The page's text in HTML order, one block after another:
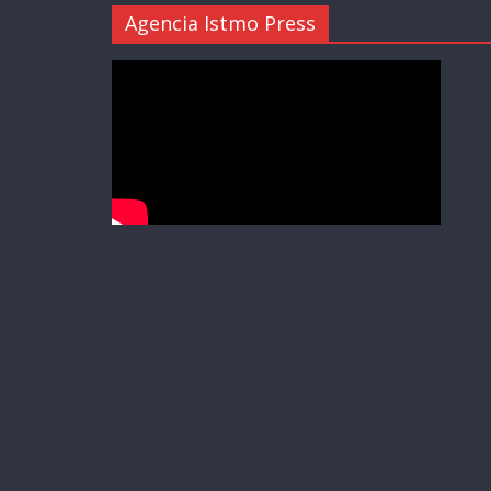
Agencia Istmo Press